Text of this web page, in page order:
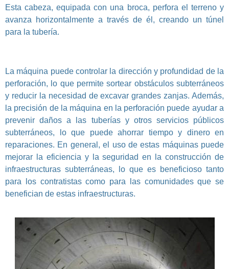
Esta cabeza, equipada con una broca, perfora el terreno y
avanza horizontalmente a través de él, creando un túnel
para la tubería.
La máquina puede controlar la dirección y profundidad de la
perforación, lo que permite sortear obstáculos subterráneos
y reducir la necesidad de excavar grandes zanjas. Además,
la precisión de la máquina en la perforación puede ayudar a
prevenir daños a las tuberías y otros servicios públicos
subterráneos, lo que puede ahorrar tiempo y dinero en
reparaciones. En general, el uso de estas máquinas puede
mejorar la eficiencia y la seguridad en la construcción de
infraestructuras subterráneas, lo que es beneficioso tanto
para los contratistas como para las comunidades que se
benefician de estas infraestructuras.